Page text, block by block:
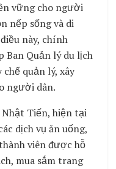
vững cho người
nếp sống và di
này, chính
Ban Quản lý du lịch
chế quản lý, xây
người dân.
Tiến, hiện tại
dịch vụ ăn uống,
viên được hỗ
mua sắm trang